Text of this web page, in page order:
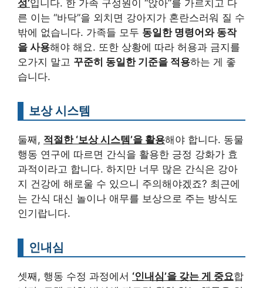
성’입니다. 한 가족 구성원이 “앉아”를 가르치고 다
른 이는 “바닥”을 외치면 강아지가 혼란스러워 질 수
밖에 없습니다. 가족들 모두 동일한 명령어와 동작
을 사용해야 해요. 또한 상황에 따라 허용과 금지를
오가지 말고 꾸준히 동일한 기준을 적용하는 게 좋
습니다.
보상 시스템
둘째, 적절한 ‘보상 시스템’을 활용해야 합니다. 동물
행동 연구에 따르면 간식을 활용한 긍정 강화가 효
과적이라고 합니다. 하지만 너무 많은 간식은 강아
지 건강에 해로울 수 있으니 주의해야겠죠? 최근에
는 간식 대신 놀이나 애무를 보상으로 주는 방식도
인기랍니다.
인내심
셋째, 행동 수정 과정에서 ‘인내심’을 갖는 게 중요합